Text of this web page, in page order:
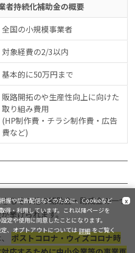
者持続化補助金の概要
全国の小規模事業者
対象経費の2/3以内
基本的に50万円まで
販路開拓のや生産性向上に向けた
取り組み費用
(HP制作費・チラシ制作費・広告
費など)
るその他の補助金・助成金の一つ
挙げられます。
ポストコロナ・ウィズコロナ時
握や広告配信などのために、Cookieなど
得・利用しています。これ以降ページを
定や使用に同意したことになります。
、オプトアウトについては 詳細
x
をご覧く